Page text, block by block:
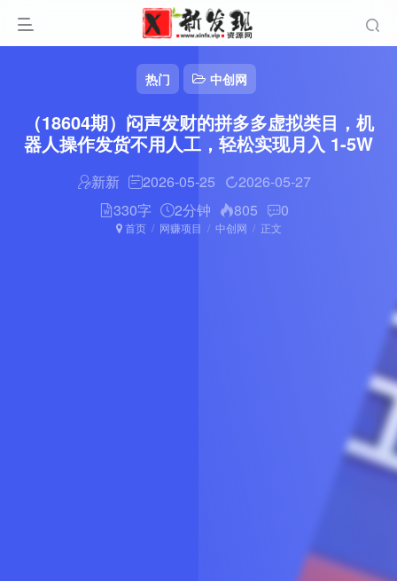
热门 中创网
（18604期）闷声发财的拼多多虚拟类目，机
器人操作发货不用人工，轻松实现月入 1-5W
新新 2026-05-25
2026-05-27
330字
2分钟 805 0
首页 网赚项目 中创网 正文